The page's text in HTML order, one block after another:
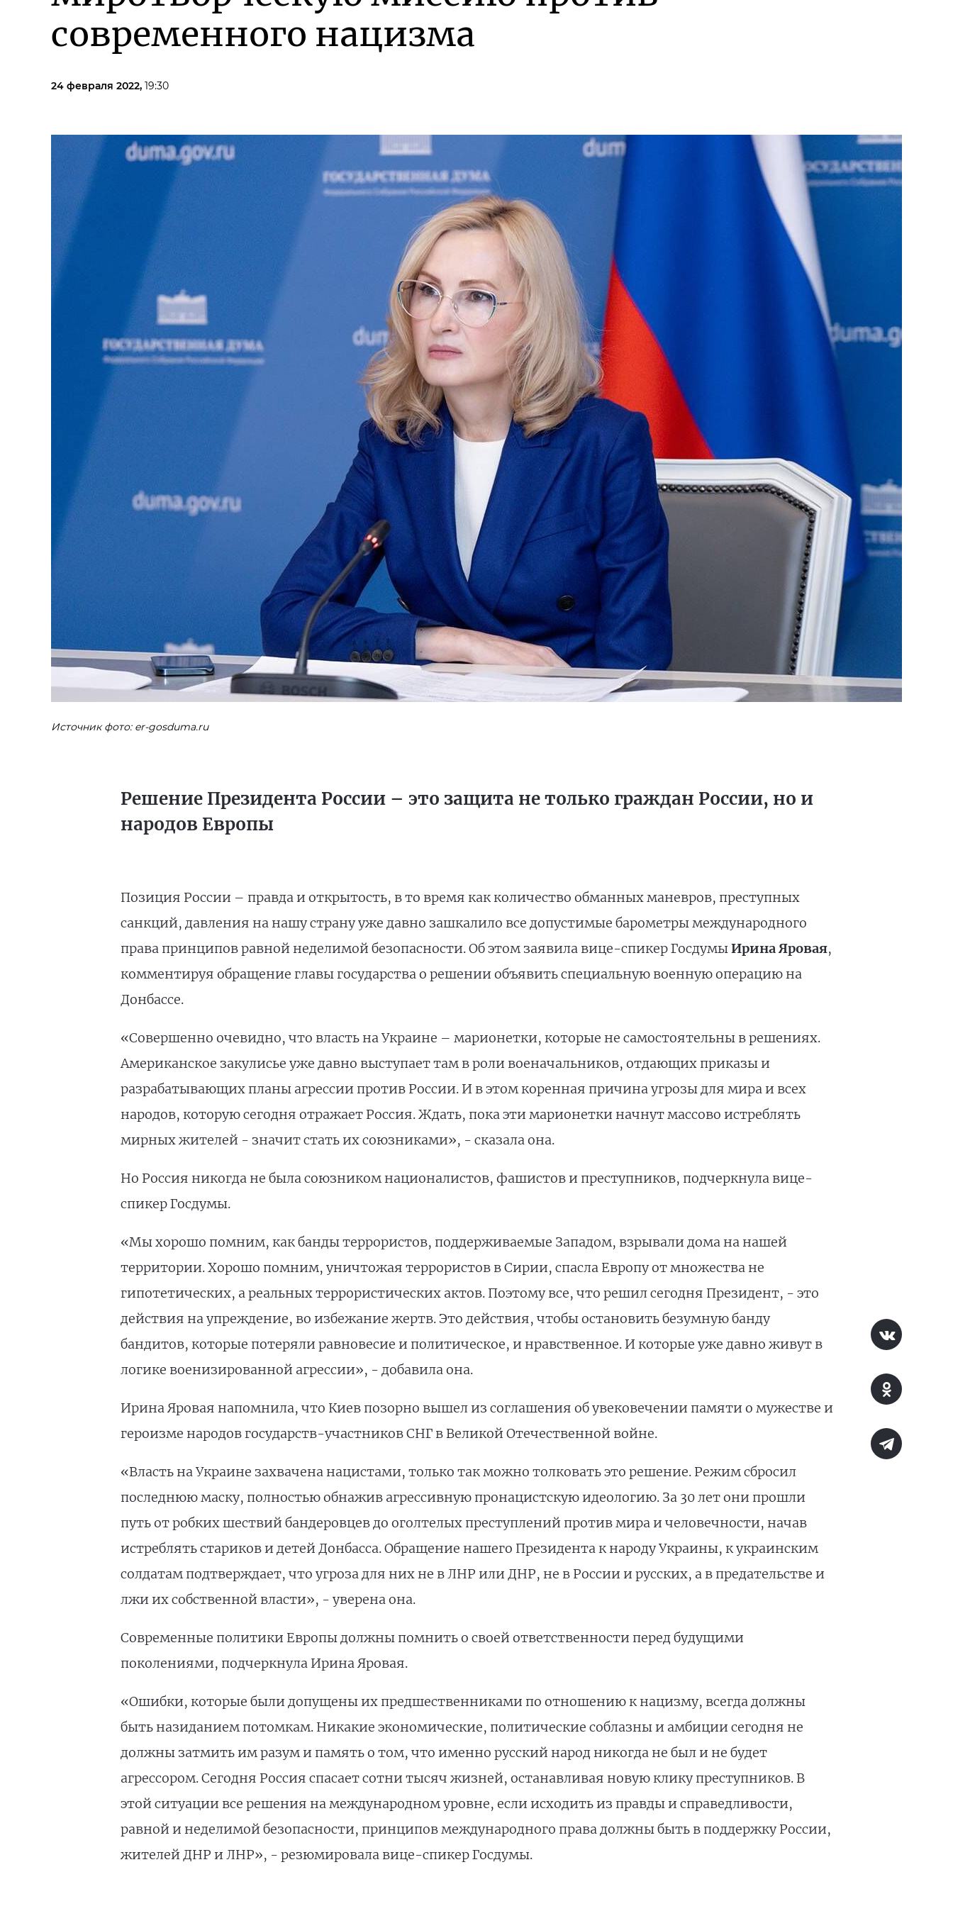
современного нацизма
24 февраля 2022, 19:30
Источник фото: er-gosduma.ru
Решение Президента России – это защита не только граждан России, но и
народов Европы
Позиция России – правда и открытость, в то время как количество обманных маневров, преступных
санкций, давления на нашу страну уже давно зашкалило все допустимые барометры международного
права принципов равной неделимой безопасности. Об этом заявила вице-спикер ГосдумыИрина Яровая,
комментируя обращение главы государства о решении объявить специальную военную операцию на
Донбассе.
«Совершенно очевидно, что власть на Украине – марионетки, которые не самостоятельны в решениях.
Американское закулисье уже давно выступает там в роли военачальников, отдающих приказы и
разрабатывающих планы агрессии против России. И в этом коренная причина угрозы для мира и всех
народов, которую сегодня отражает Россия. Ждать, пока эти марионетки начнут массово истреблять
мирных жителей - значит стать их союзниками», - сказала она.
Но Россия никогда не была союзником националистов, фашистов и преступников, подчеркнула вице-
спикер Госдумы.
«Мы хорошо помним, как банды террористов, поддерживаемые Западом, взрывали дома на нашей
территории. Хорошо помним, уничтожая террористов в Сирии, спасла Европу от множества не
гипотетических, а реальных террористических актов. Поэтому все, что решил сегодня Президент, - это
действия на упреждение, во избежание жертв. Это действия, чтобы остановить безумную банду
бандитов, которые потеряли равновесие и политическое, и нравственное. И которые уже давно живут в
логике военизированной агрессии», - добавила она.
Ирина Яровая напомнила, что Киев позорно вышел из соглашения об увековечении памяти о мужестве и
героизме народов государств-участников СНГ в Великой Отечественной войне.
«Власть на Украине захвачена нацистами, только так можно толковать это решение. Режим сбросил
последнюю маску, полностью обнажив агрессивную пронацистскую идеологию. За 30 лет они прошли
путь от робких шествий бандеровцев до оголтелых преступлений против мира и человечности, начав
истреблять стариков и детей Донбасса. Обращение нашего Президента к народу Украины, к украинским
солдатам подтверждает, что угроза для них не в ЛНР или ДНР, не в России и русских, а в предательстве и
лжи их собственной власти», - уверена она.
Современные политики Европы должны помнить о своей ответственности перед будущими
поколениями, подчеркнула Ирина Яровая.
«Ошибки, которые были допущены их предшественниками по отношению к нацизму, всегда должны
быть назиданием потомкам. Никакие экономические, политические соблазны и амбиции сегодня не
должны затмить им разум и память о том, что именно русский народ никогда не был и не будет
агрессором. Сегодня Россия спасает сотни тысяч жизней, останавливая новую клику преступников. В
этой ситуации все решения на международном уровне, если исходить из правды и справедливости,
равной и неделимой безопасности, принципов международного права должны быть в поддержку России,
жителей ДНР и ЛНР», - резюмировала вице-спикер Госдумы.